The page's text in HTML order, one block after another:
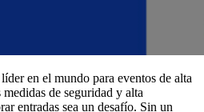
en el mundo para eventos de alta
de seguridad y alta
entradas sea un desafío. Sin un